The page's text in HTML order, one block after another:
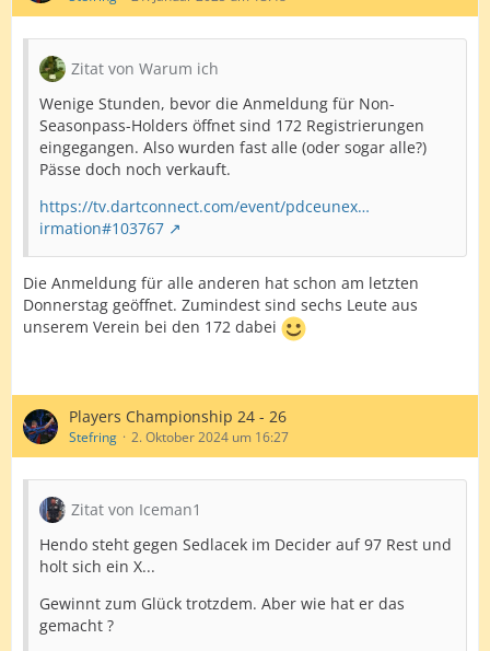
Zitat von Warum ich
Wenige Stunden, bevor die Anmeldung für Non-
Seasonpass-Holders öffnet sind 172 Registrierungen
eingegangen. Also wurden fast alle (oder sogar alle?)
Pässe doch noch verkauft.
https://tv.dartconnect.com/event/pdceunex…
irmation#103767
Die Anmeldung für alle anderen hat schon am letzten
Donnerstag geöffnet. Zumindest sind sechs Leute aus
unserem Verein bei den 172 dabei
Players Championship 24 - 26
Stefring 2. Oktober 2024 um 16:27
Zitat von Iceman1
Hendo steht gegen Sedlacek im Decider auf 97 Rest und
holt sich ein X...
Gewinnt zum Glück trotzdem. Aber wie hat er das
gemacht ?